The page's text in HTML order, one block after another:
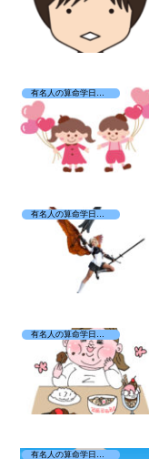
有名人の算命学日記☆
有名人の算命学日記☆